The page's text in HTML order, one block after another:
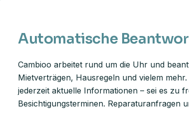
Automatische
Cambioo arbeitet rund um die Uhr und
Mietverträgen, Hausregeln und vielem
jederzeit aktuelle Informationen – sei es zu
Besichtigungsterminen. Reparaturanfragen